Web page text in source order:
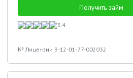
Получить займ
3.4
№ Лицензии 3-12-01-77-002032